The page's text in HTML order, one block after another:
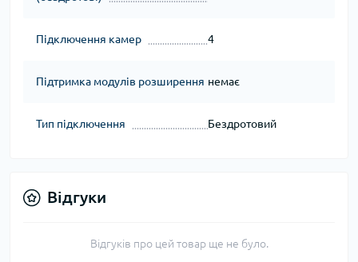
Підключення камер 4
Підтримка модулів розширення немає
Тип підключення Бездротовий
Відгуки
Відгуків про цей товар ще не було.